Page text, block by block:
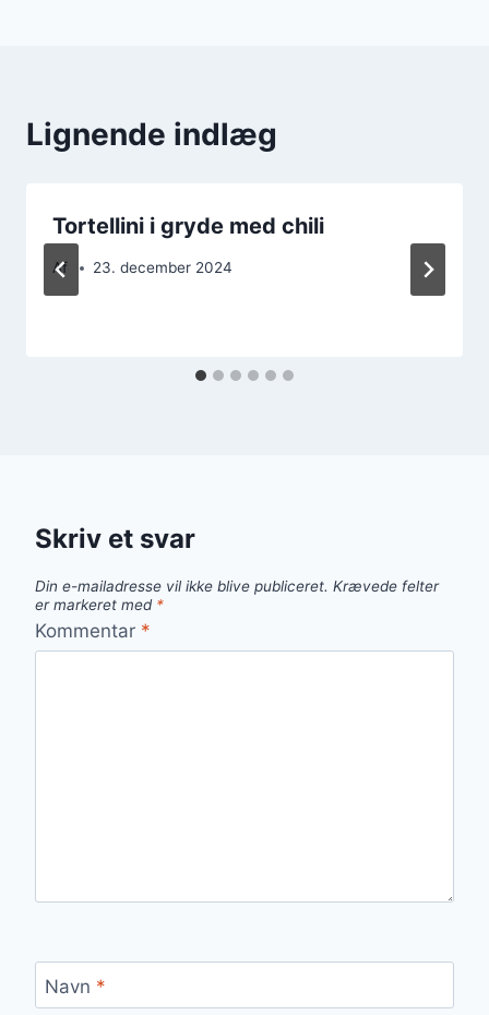
Lignende indlæg
Tortellini i gryde med chili
Af 23. december 2024
Skriv et svar
Din e-mailadresse vil ikke blive publiceret. Krævede felter
er markeret med *
Kommentar *
Navn *